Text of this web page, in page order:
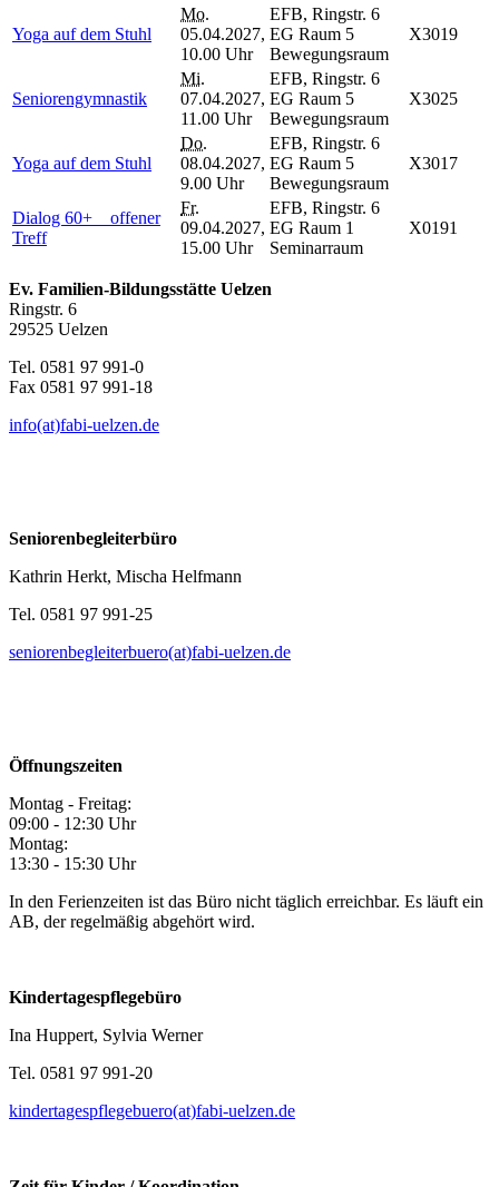
Yoga auf dem Stuhl
Mo.
05.04.2027,
10.00 Uhr
EFB, Ringstr. 6
EG Raum 5
Bewegungsraum
X3019
Seniorengymnastik
Mi.
07.04.2027,
11.00 Uhr
EFB, Ringstr. 6
EG Raum 5
Bewegungsraum
X3025
Yoga auf dem Stuhl
Do.
08.04.2027,
9.00 Uhr
EFB, Ringstr. 6
EG Raum 5
Bewegungsraum
X3017
Dialog 60+ _ offener
Treff
Fr.
09.04.2027,
15.00 Uhr
EFB, Ringstr. 6
EG Raum 1
Seminarraum
X0191
Ev. Familien-Bildungsstätte Uelzen
Ringstr. 6
29525 Uelzen
Tel. 0581 97 991-0
Fax 0581 97 991-18
info(at)fabi-uelzen.de
Seniorenbegleiterbüro
Kathrin Herkt, Mischa Helfmann
Tel. 0581 97 991-25
seniorenbegleiterbuero(at)fabi-uelzen.de
Öffnungszeiten
Montag - Freitag:
09:00 - 12:30 Uhr
Montag:
13:30 - 15:30 Uhr
In den Ferienzeiten ist das Büro nicht täglich erreichbar. Es läuft ein
AB, der regelmäßig abgehört wird.
Kindertagespflegebüro
Ina Huppert, Sylvia Werner
Tel. 0581 97 991-20
kindertagespflegebuero(at)fabi-uelzen.de